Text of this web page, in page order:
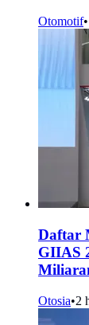
Otomotif•
Daftar
GIIAS
Otosia•2